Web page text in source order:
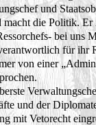
und
macht die Politik. Er
bei uns
für ihr
von einer
und der
mit Vetorecht